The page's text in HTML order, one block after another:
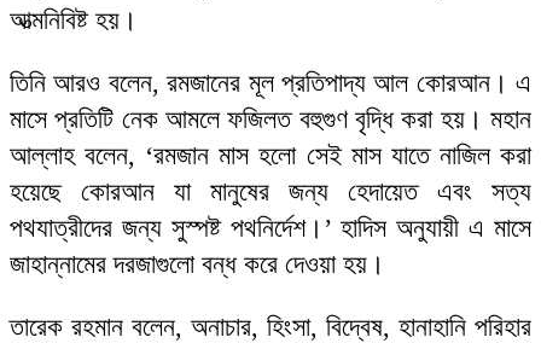
আত্মনিবিষ্ট হয়।
তিনি আরও বলেন, রমজানের মূল প্রতিপাদ্য আল কোরআন। এ
মাসে প্রতিটি নেক আমলে ফজিলত বহুগুণ বৃদ্ধি করা হয়। মহান
আল্লাহ বলেন, ‘রমজান মাস হলো সেই মাস যাতে নাজিল করা
হয়েছে কোরআন যা মানুষের জন্য হেদায়েত এবং সত্য
পথযাত্রীদের জন্য সুস্পষ্ট পথনির্দেশ।’ হাদিস অনুযায়ী এ মাসে
জাহান্নামের দরজাগুলো বন্ধ করে দেওয়া হয়।
তারেক রহমান বলেন, অনাচার, হিংসা, বিদ্বেষ, হানাহানি পরিহার